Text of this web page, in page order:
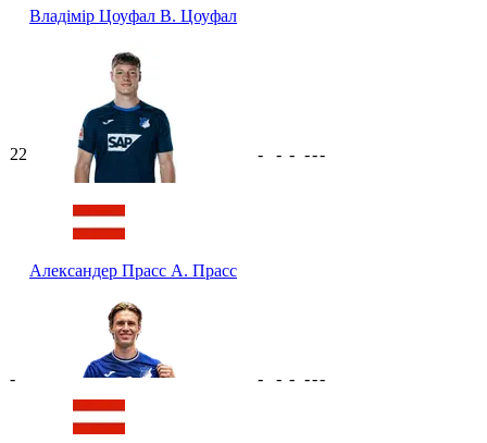
Владімір Цоуфал В. Цоуфал
22
Александер Прасс А. Прасс
- - - ---
- - - - ---